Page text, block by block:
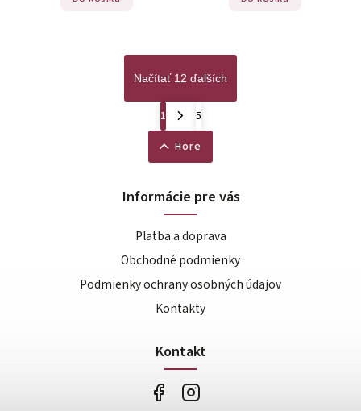
Načítať 12 ďalších
1
5
Hore
Informácie pre vás
Platba a doprava
Obchodné podmienky
Podmienky ochrany osobných údajov
Kontakty
Kontakt